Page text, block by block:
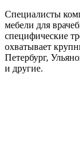
Специалисты
мебели для
специфические
охватывает
Петербург,
и другие.